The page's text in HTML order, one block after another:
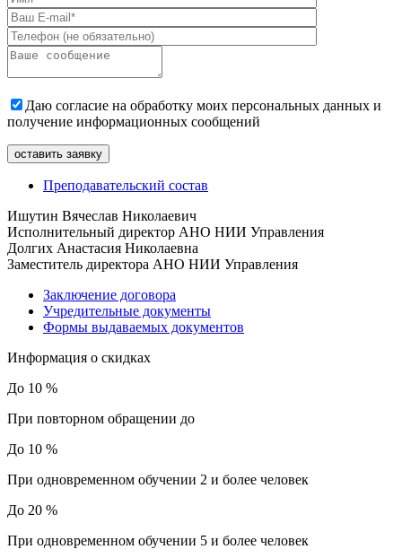
Даю согласие на обработку моих персональных данных и
получение информационных сообщений
Преподавательский состав
Ишутин Вячеслав Николаевич
Исполнительный директор АНО НИИ Управления
Долгих Анастасия Николаевна
Заместитель директора АНО НИИ Управления
Заключение договора
Учредительные документы
Формы выдаваемых документов
Информация о скидках
До 10 %
При повторном обращении до
До 10 %
При одновременном обучении 2 и более человек
До 20 %
При одновременном обучении 5 и более человек